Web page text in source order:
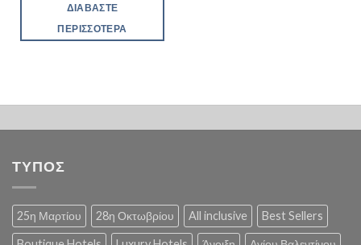
ΔΙΑΒΆΣΤΕ
ΠΕΡΙΣΣΌΤΕΡΑ
ΤΥΠΟΣ
25η Μαρτίου 28η Οκτωβρίου All inclusive Best Sellers